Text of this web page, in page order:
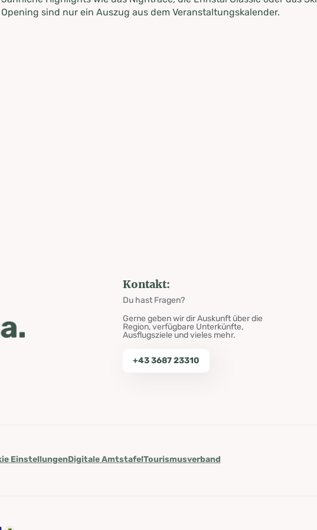
Opening sind nur ein Auszug aus dem Veranstaltungskalender.
Kontakt:
Du hast Fragen?
Gerne geben wir dir Auskunft über die
Region, verfügbare Unterkünfte,
Ausflugsziele und vieles mehr.
+43 3687 23310
EinstellungenDigitale AmtstafelTourismusverband